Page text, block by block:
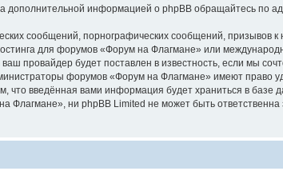
дополнительной информацией о phpBB обращайтесь по
сообщений, порнографических сообщений, призывов
для форумов «Форум на Флагмане» или
провайдер будет поставлен в известность, если мы
форумов «Форум на Флагмане» имеют право
что введённая вами информация будет храниться в
ни phpBB Limited не может быть ответственна